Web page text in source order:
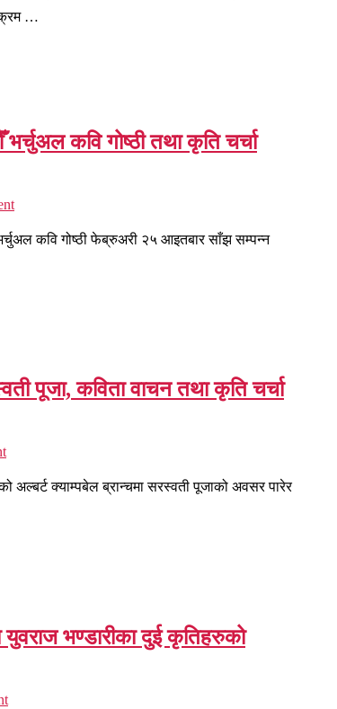
…
कवि गोष्ठी तथा कृति चर्चा
कवि गोष्ठी फेब्रुअरी २५ आइतबार साँझ सम्पन्न
पूजा, कविता वाचन तथा कृति चर्चा
अल्बर्ट क्याम्पबेल ब्रान्चमा सरस्वती पूजाको अवसर पारेर
युवराज भण्डारीका दुई कृतिहरुको